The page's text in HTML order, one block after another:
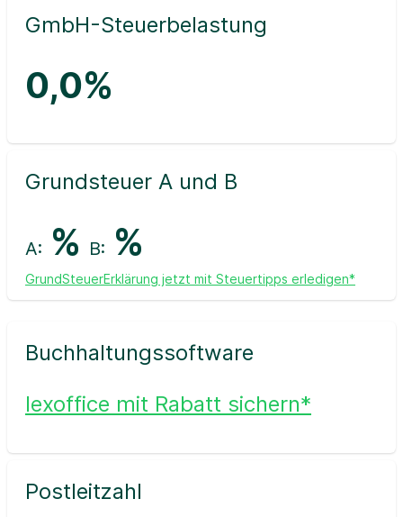
GmbH-Steuerbelastung
0,0%
Grundsteuer A und B
A: % B: %
GrundSteuerErklärung jetzt mit Steuertipps erledigen*
Buchhaltungssoftware
lexoffice mit Rabatt sichern*
Postleitzahl